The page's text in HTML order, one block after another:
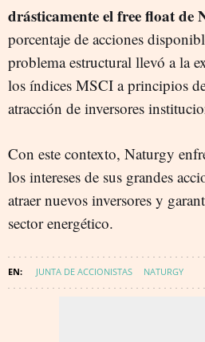
drásticamente el free float de
porcentaje de acciones
problema estructural llevó a la
los índices MSCI a principios
atracción de inversores
Con este contexto, Naturgy
los intereses de sus grandes
atraer nuevos inversores y
sector energético.
JUNTA DE ACCIONISTAS NATURGY